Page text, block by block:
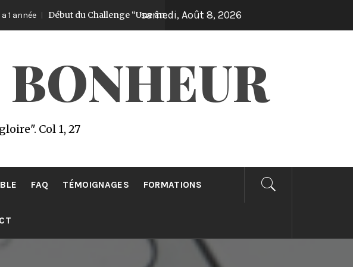
Début du Challenge “Une âme gagnée par jour pendant 30 jours”!
samedi, Août 8, 2026
Col 1, 27
FAQ TÉMOIGNAGES FORMATIONS